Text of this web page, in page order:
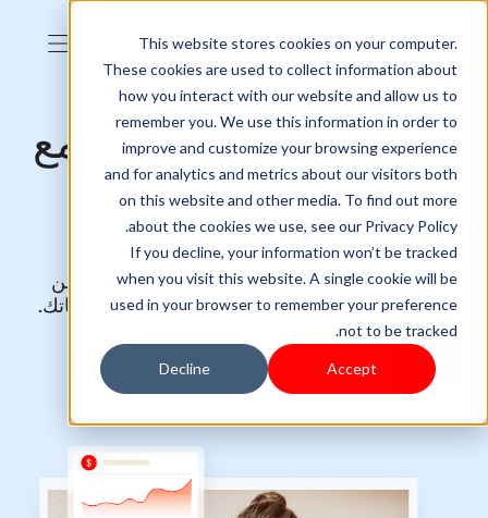
This website stores cookies on your computer.
These cookies are used to collect information about
how you interact with our website and allow us to
remember you. We use this information in order to
improve and customize your browsing experience
and for analytics and metrics about our visitors both
on this website and other media. To find out more
about the cookies we use, see our Privacy Policy.
If you decline, your information won’t be tracked
when you visit this website. A single cookie will be
used in your browser to remember your preference
not to be tracked.
Accept
Decline
اربح دخلاً سلبياً بسهولة مع
التسويق بالعمولة في
Shoplazza
افتح مصادر جديدة للإيرادات ونمِّ علامتك التجارية من
خلال الشراكة مع الشركات التابعة التي تروج لمنتجاتك.
ابدأ